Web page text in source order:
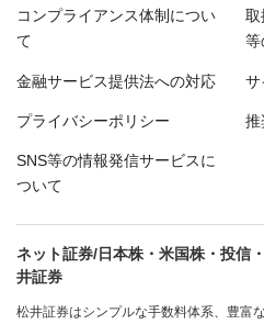
コンプライアンス体制につい
て
取
等
金融サービス提供法への対応 サ
プライバシーポリシー 推
SNS等の情報発信サービスに
ついて
ネット証券/日本株・米国株・投信
井証券
松井証券はシンプルな手数料体系、豊富